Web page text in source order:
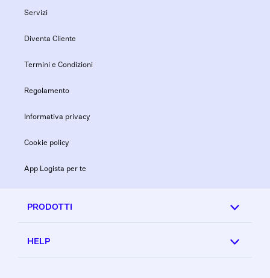
Servizi
Diventa Cliente
Termini e Condizioni
Regolamento
Informativa privacy
Cookie policy
App Logista per te
PRODOTTI
HELP